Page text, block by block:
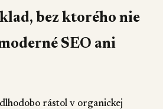
bez ktorého nie
SEO ani
rástol v organickej